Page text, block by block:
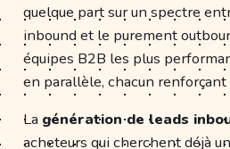
quelque part sur un spectre
inbound et le purement
équipes B2B les plus
en parallèle, chacun renforçant
La génération de leads
acheteurs qui cherchent déjà